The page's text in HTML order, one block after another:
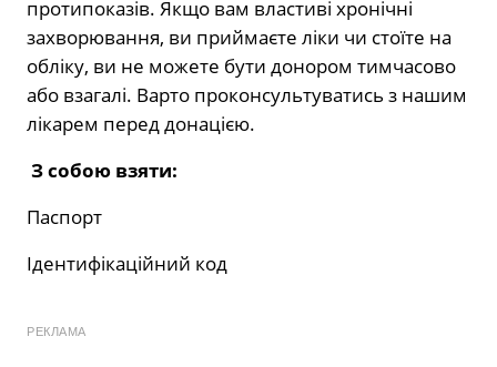
протипоказів. Якщо вам властиві хронічні
захворювання, ви приймаєте ліки чи стоїте на
обліку, ви не можете бути донором тимчасово
або взагалі. Варто проконсультуватись з нашим
лікарем перед донацією.
З собою взяти:
Паспорт
Ідентифікаційний код
РЕКЛАМА